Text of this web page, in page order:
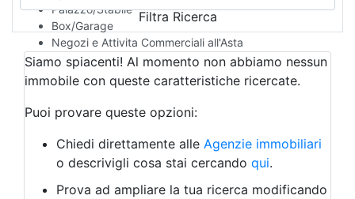
Palazzo/Stabile
Box/Garage
Negozi e Attivita Commerciali all'Asta
Qualsiasi
Attività/Licenza Commerciale
Azienda Agricola
Bar/Ristorante
Albergo
Laboratorio Artigianale
Negozio/locale commerciale
Agriturismo
Filtra Ricerca
Siamo spiacenti! Al momento non abbiamo nessun
immobile con queste caratteristiche ricercate.
Puoi provare queste opzioni:
Chiedi direttamente alle Agenzie immobiliari
o descrivigli cosa stai cercando qui.
Prova ad ampliare la tua ricerca modificando